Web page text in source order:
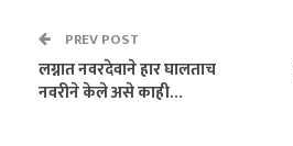
PREV POST
लग्नात नवरदेवाने हार घालताच
नवरीने केले असे काही…